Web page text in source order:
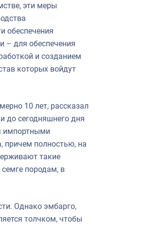
эти меры
обеспечения
– для обеспечения
и созданием
которых войдут
10 лет, рассказал
до сегодняшнего дня
импортными
причем полностью, на
такие
породам, в
Однако эмбарго,
толчком, чтобы